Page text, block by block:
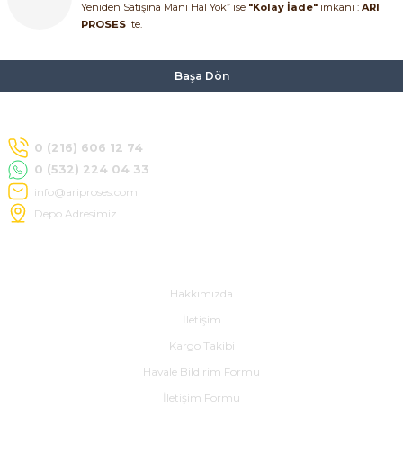
Yeniden Satışına Mani Hal Yok” ise "Kolay İade" imkanı : ARI
PROSES 'te.
Başa Dön
0 (216) 606 12 74
0 (532) 224 04 33
info@ariproses.com
Depo Adresimiz
Hakkımızda
İletişim
Kargo Takibi
Havale Bildirim Formu
İletişim Formu